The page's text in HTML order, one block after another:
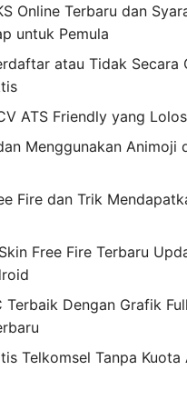
Online Terbaru dan
untuk Pemula
atau Tidak Secara
ATS Friendly yang
Menggunakan Animoji
Fire dan Trik
Free Fire Terbaru
Terbaik Dengan Grafik
Telkomsel Tanpa Kuota